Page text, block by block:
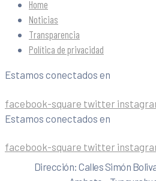
Home
Noticias
Transparencia
Política de privacidad
Estamos conectados en
facebook-square twitter
Estamos conectados en
facebook-square twitter
Dirección: Calles Simón